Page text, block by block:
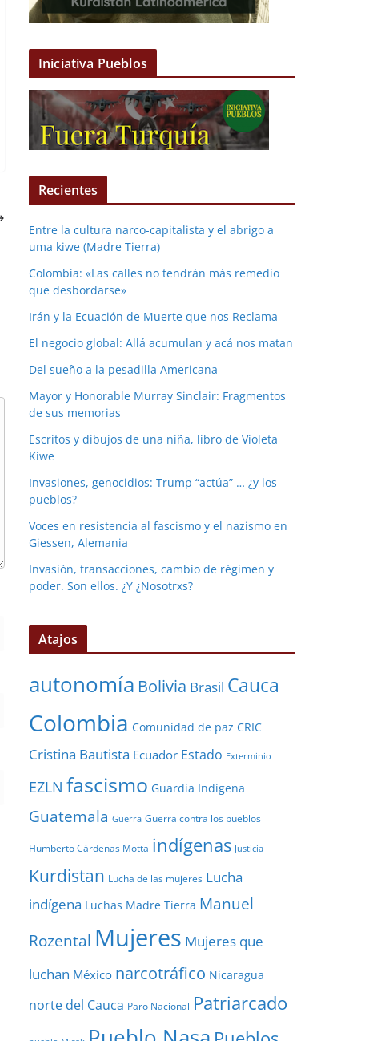
Iniciativa Pueblos
Recientes
Entre la cultura narco-capitalista y el abrigo a
uma kiwe (Madre Tierra)
Colombia: «Las calles no tendrán más remedio
que desbordarse»
Irán y la Ecuación de Muerte que nos Reclama
El negocio global: Allá acumulan y acá nos matan
Del sueño a la pesadilla Americana
Mayor y Honorable Murray Sinclair: Fragmentos
de sus memorias
Escritos y dibujos de una niña, libro de Violeta
Kiwe
Invasiones, genocidios: Trump “actúa” … ¿y los
pueblos?
Voces en resistencia al fascismo y el nazismo en
Giessen, Alemania
Invasión, transacciones, cambio de régimen y
poder. Son ellos. ¿Y ¿Nosotrxs?
Atajos
autonomía Bolivia Brasil Cauca
Colombia Comunidad de paz CRIC
Cristina Bautista Ecuador Estado Exterminio
EZLN fascismo Guardia Indígena
Guatemala Guerra Guerra contra los pueblos
Humberto Cárdenas Motta indígenas Justicia
Kurdistan Lucha de las mujeres Lucha
indígena Luchas Madre Tierra Manuel
Rozental Mujeres Mujeres que
luchan México narcotráfico Nicaragua
norte del Cauca Paro Nacional Patriarcado